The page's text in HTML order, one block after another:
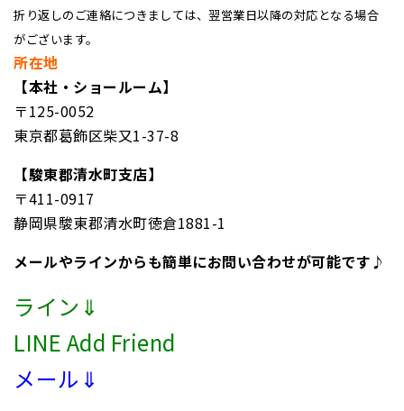
折り返しのご連絡につきましては、翌営業日以降の対応となる場合
がございます。
所在地
【本社・ショールーム】
〒125-0052
東京都葛飾区柴又1-37-8
【駿東郡清水町支店】
〒411-0917
静岡県駿東郡清水町徳倉1881-1
メールやラインからも簡単にお問い合わせが可能です♪
ライン⇓
LINE Add Friend
メール⇓